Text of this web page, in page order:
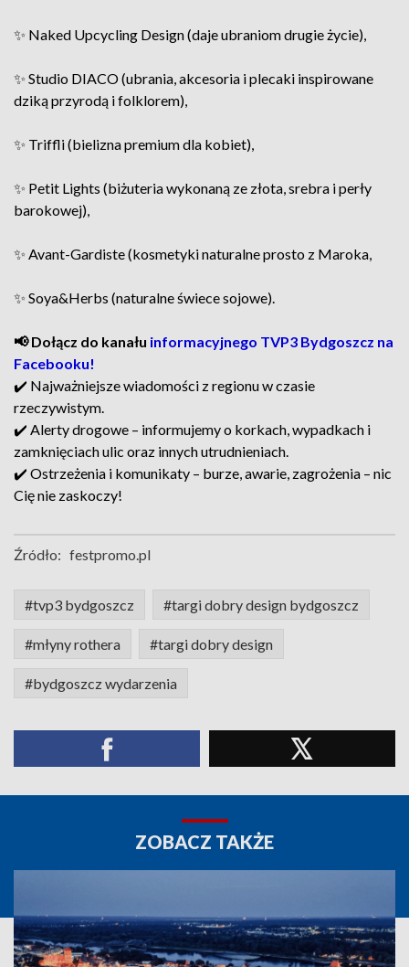
✨ Naked Upcycling Design (daje ubraniom drugie życie),
✨ Studio DIACO (ubrania, akcesoria i plecaki inspirowane
dziką przyrodą i folklorem),
✨ Triffli (bielizna premium dla kobiet),
✨ Petit Lights (biżuteria wykonaną ze złota, srebra i perły
barokowej),
✨ Avant-Gardiste (kosmetyki naturalne prosto z Maroka,
✨ Soya&Herbs (naturalne świece sojowe).
📢 Dołącz do kanału informacyjnego TVP3 Bydgoszcz na
Facebooku!
✔️ Najważniejsze wiadomości z regionu w czasie
rzeczywistym.
✔️ Alerty drogowe – informujemy o korkach, wypadkach i
zamknięciach ulic oraz innych utrudnieniach.
✔️ Ostrzeżenia i komunikaty – burze, awarie, zagrożenia – nic
Cię nie zaskoczy!
Źródło: festpromo.pl
#tvp3 bydgoszcz #targi dobry design bydgoszcz
#młyny rothera #targi dobry design
#bydgoszcz wydarzenia
ZOBACZ TAKŻE